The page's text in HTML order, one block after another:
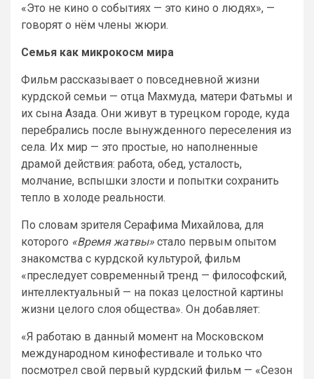
«Это не кино о событиях — это кино о людях», —
говорят о нём члены жюри.
Семья как микрокосм мира
Фильм рассказывает о повседневной жизни
курдской семьи — отца Махмуда, матери Фатьмы и
их сына Азада. Они живут в турецком городе, куда
перебрались после вынужденного переселения из
села. Их мир — это простые, но наполненные
драмой действия: работа, обед, усталость,
молчание, вспышки злости и попытки сохранить
тепло в холоде реальности.
По словам зрителя Серафима Михайлова, для
которого «Время жатвы» стало первым опытом
знакомства с курдской культурой, фильм
«преследует современный тренд — философский,
интеллектуальный — на показ целостной картины
жизни целого слоя общества». Он добавляет:
«Я работаю в данный момент на Московском
международном кинофестивале и только что
посмотрел свой первый курдский фильм — «Сезон